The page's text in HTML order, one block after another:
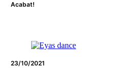
Acabat!
23/10/2021